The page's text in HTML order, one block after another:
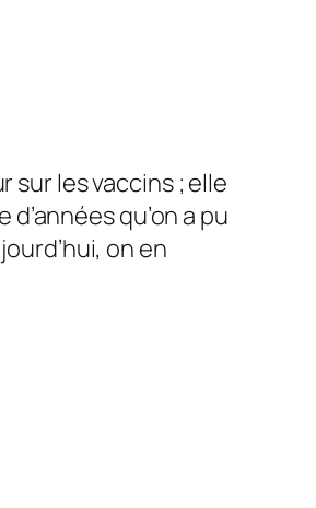
sur les vaccins ; elle
qu’on a pu
on en